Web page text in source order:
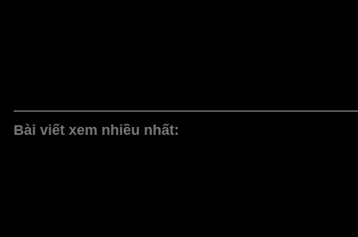
Bài viết xem nhiều nhất: